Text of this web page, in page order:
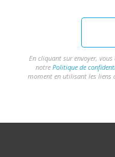
En cliquant sur envoyer,
notre Politique de
moment en utilisant les liens